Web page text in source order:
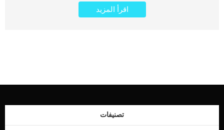
تكمن خلف هذه المشكلة سواء عند الذكور او الاناث. في حين أن العقم ليس شائعًا في
الكلاب الذكور ، إلا أنه يحدث. قد لا يتمكن الكلب من التزاوج ، أو في حالة حدوث التزاوج ،
لا يحدث الإخصاب كما هو متوقع. العقم عند الكلاب غالبا ما يكون نتيجة العدوى عند معظم
اقرأ المزيد
تصنيفات